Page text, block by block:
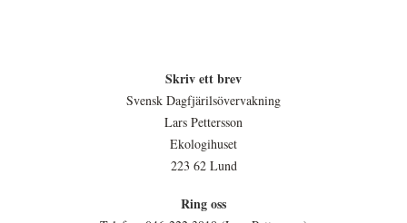
Skriv ett brev
Svensk Dagfjärilsövervakning
Lars Pettersson
Ekologihuset
223 62 Lund
Ring oss